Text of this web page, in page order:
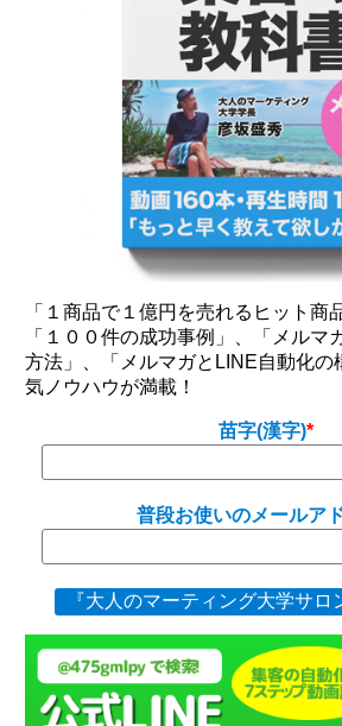
「１商品で１億円を売れるヒット商
「１００件の成功事例」、「メルマ
方法」、「メルマガとLINE自動化の
気ノウハウが満載！
苗字(漢字)
普段お使いのメールア
『大人のマーティング大学サロ